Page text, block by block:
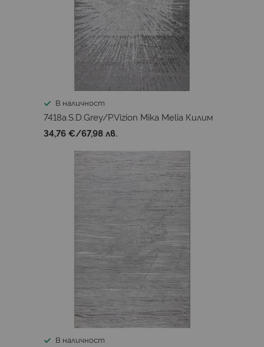
В наличност
7418a.S.D.Grey/P.Vizion Mika Melia Килим
34,76 €/67,98 лв.
В наличност